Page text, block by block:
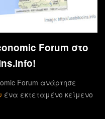
Forum στο
Forum ανάρτησε
ένα εκτεταμένο κείμενο